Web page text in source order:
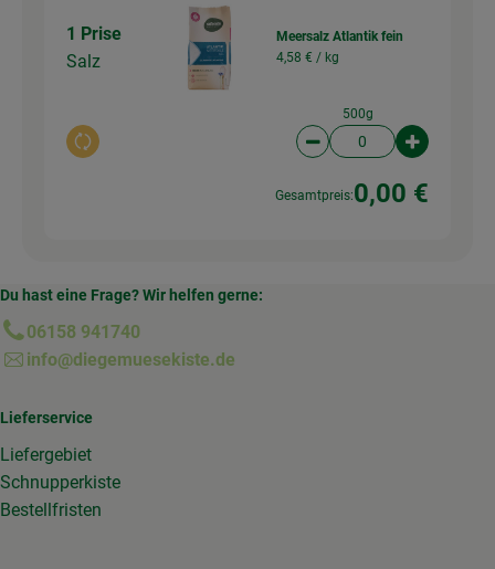
1 Prise
Salz
Auswahl ändern
Meersalz Atlantik fein
4,58 € / kg
500g
Artikelanzahl
Gesamtpreis:0,00 €
Du hast eine Frage? Wir helfen gerne:
06158 941740
info@diegemuesekiste.de
Lieferservice
Liefergebiet
Schnupperkiste
Bestellfristen